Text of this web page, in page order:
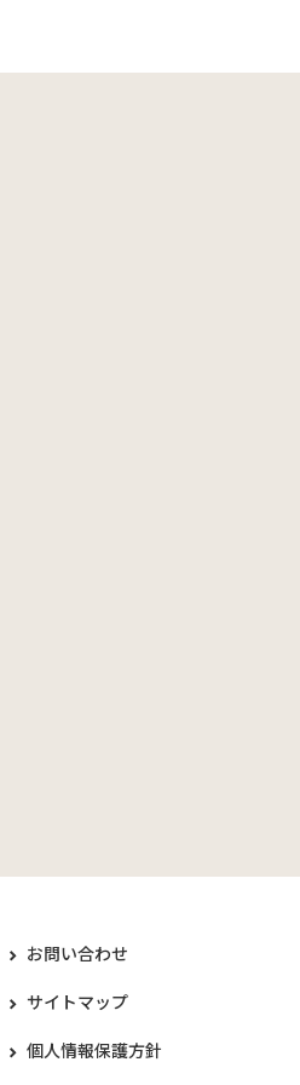
お問い合わせ
サイトマップ
個人情報保護方針